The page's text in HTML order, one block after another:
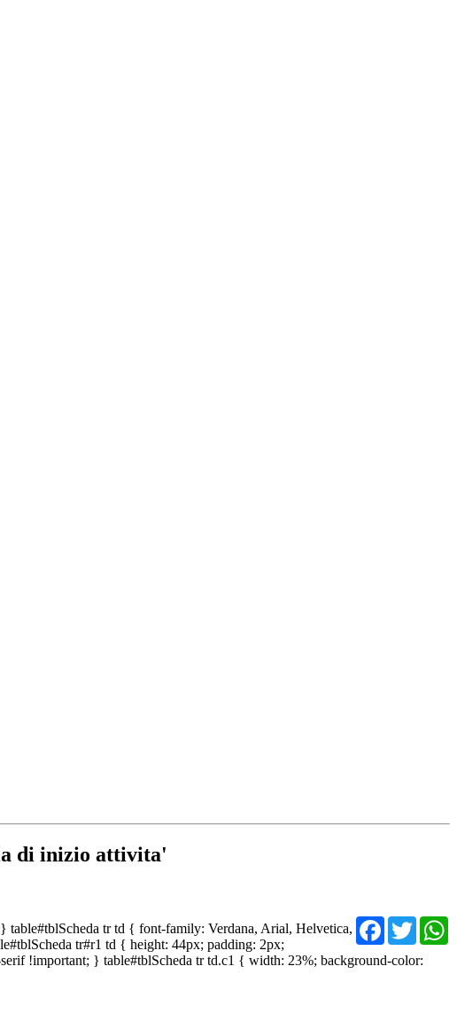
di inizio attivita'
tr td { font-family: Verdana, Arial, Helvetica,
tr#r1 td { height: 44px; padding: 2px;
!important; } table#tblScheda tr td.c1 { width: 23%; background-color: